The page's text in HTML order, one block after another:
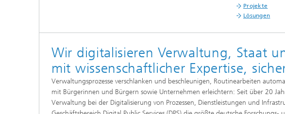
Projekte
Lösungen
Wir digitalisieren Verwaltung, Staat
mit wissenschaftlicher Expertise,
Verwaltungsprozesse verschlanken und beschleunigen, Routinearbeiten
mit Bürgerinnen und Bürgern sowie Unternehmen erleichtern: Seit über 20
Verwaltung bei der Digitalisierung von Prozessen, Dienstleistungen und